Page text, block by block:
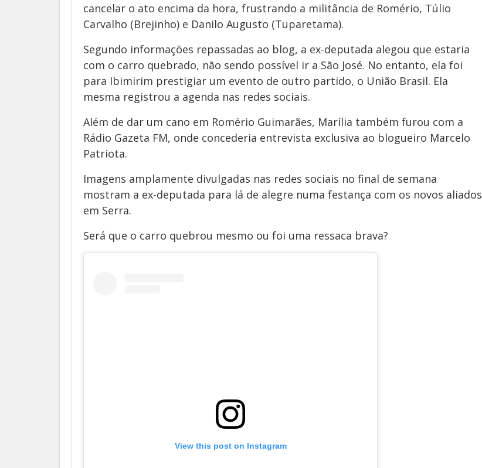
cancelar o ato encima da hora, frustrando a militância de Romério, Túlio
Carvalho (Brejinho) e Danilo Augusto (Tuparetama).
Segundo informações repassadas ao blog, a ex-deputada alegou que estaria
com o carro quebrado, não sendo possível ir a São José. No entanto, ela foi
para Ibimirim prestigiar um evento de outro partido, o União Brasil. Ela
mesma registrou a agenda nas redes sociais.
Além de dar um cano em Romério Guimarães, Marília também furou com a
Rádio Gazeta FM, onde concederia entrevista exclusiva ao blogueiro Marcelo
Patriota.
Imagens amplamente divulgadas nas redes sociais no final de semana
mostram a ex-deputada para lá de alegre numa festança com os novos aliados
em Serra.
Será que o carro quebrou mesmo ou foi uma ressaca brava?
View this post on Instagram